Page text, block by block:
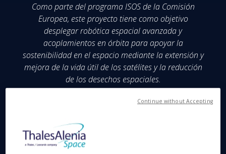
Como parte del programa ISOS de la Comisión
Europea, este proyecto tiene como objetivo
desplegar robótica espacial avanzada y
acoplamientos en órbita para apoyar la
sostenibilidad en el espacio mediante la extensión y
mejora de la vida útil de los satélites y la reducción
de los desechos espaciales.
Salón Aeronáutico de Berlín, 10 de junio de
entre Thales (67 %) y Leonardo (33 %), y sus socios
han sido seleccionados por la Comisión Europea
para liderar el proyecto EROSS SC, dedicado a
Continue without Accepting